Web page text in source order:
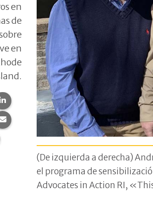
en
de
en
esta página en Facebook.
Compartir esta página en LinkedIn.
esta página en Pinterest.
Comparte esta página por correo
esta página.
(De izquierda a derecha)
el programa de
Advocates in Action RI,